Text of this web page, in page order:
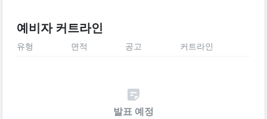
예비자 커트라인
유형 면적 공고 커트라인
발표 예정